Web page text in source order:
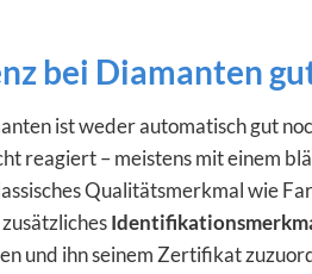
bei Diamanten
ist weder automatisch gut
reagiert – meistens mit einem
Qualitätsmerkmal wie
und ihn seinem Zertifikat